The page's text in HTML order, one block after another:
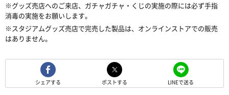
※グッズ売店へのご来店、ガチャガチャ・くじの実施の際には必ず手指
消毒の実施をお願いします。
※スタジアムグッズ売店で完売した製品は、オンラインストアでの販売
はありません。
シェアする ポストする LINEで送る